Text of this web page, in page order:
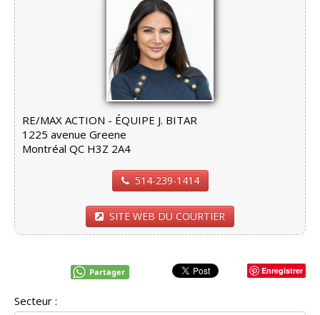
RE/MAX ACTION - ÉQUIPE J. BITAR
1225 avenue Greene
Montréal QC H3Z 2A4
514-239-1414
SITE WEB DU COURTIER
Enregistrer
Partager
Secteur :